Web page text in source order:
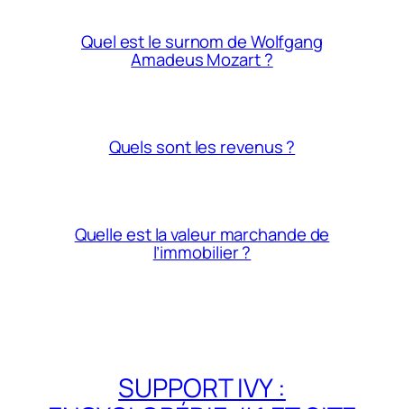
Quel est le surnom de Wolfgang
Amadeus Mozart ?
Quels sont les revenus ?
Quelle est la valeur marchande de
l’immobilier ?
SUPPORT IVY :